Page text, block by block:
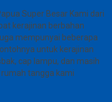
Super Besar Kami dari
kerajinan berbahan
mempunyai beberapa
untuk kerajinan
cap lampu, dan masih
tangga kami